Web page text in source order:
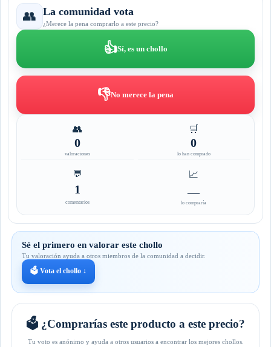
👥 La comunidad vota
¿Merece la pena comprarlo a este precio?
👍Sí, es un chollo
👎No merece la pena
👥
0
valoraciones
🛒
0
lo han comprado
💬
1
comentarios
📈
—
lo compraría
Sé el primero en valorar este chollo
Tu valoración ayuda a otros miembros de la comunidad a decidir.
🗳️ Vota el chollo ↓
🗳️ ¿Comprarías este producto a este precio?
Tu voto es anónimo y ayuda a otros usuarios a encontrar los mejores chollos.